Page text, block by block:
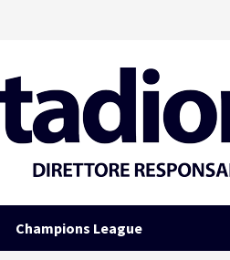
Champions League